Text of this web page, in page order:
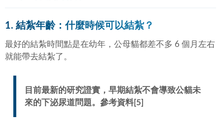
1. 結紮年齡：什麼時候可以結紮？
最好的結紮時間點是在幼年，公母貓都差不多 6 個月左右
就能帶去結紮了。
目前最新的研究證實，早期結紮不會導致公貓未
來的下泌尿道問題。參考資料[5]